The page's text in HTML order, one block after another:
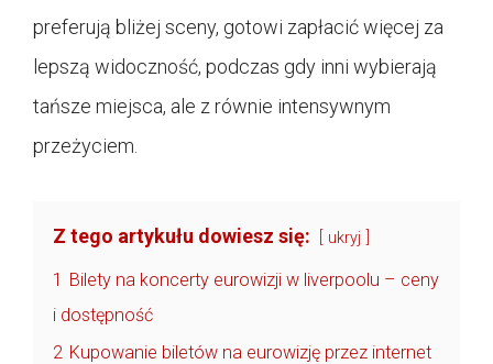
preferują bliżej sceny, gotowi zapłacić więcej za
lepszą widoczność, podczas gdy inni wybierają
tańsze miejsca, ale z równie intensywnym
przeżyciem.
Z tego artykułu dowiesz się: ukryj
1 Bilety na koncerty eurowizji w liverpoolu – ceny
i dostępność
2 Kupowanie biletów na eurowizję przez internet